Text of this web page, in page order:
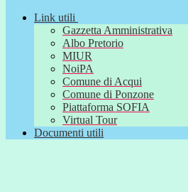
Link utili
Gazzetta Amministrativa
Albo Pretorio
MIUR
NoiPA
Comune di Acqui
Comune di Ponzone
Piattaforma SOFIA
Virtual Tour
Documenti utili